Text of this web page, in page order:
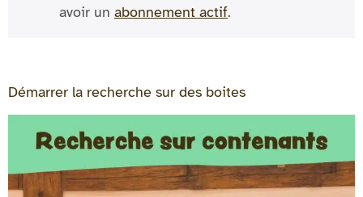
avoir un abonnement actif.
Démarrer la recherche sur des boites